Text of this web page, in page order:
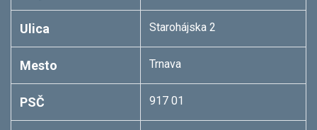
Ulica Starohájska 2
Mesto Trnava
PSČ 917 01